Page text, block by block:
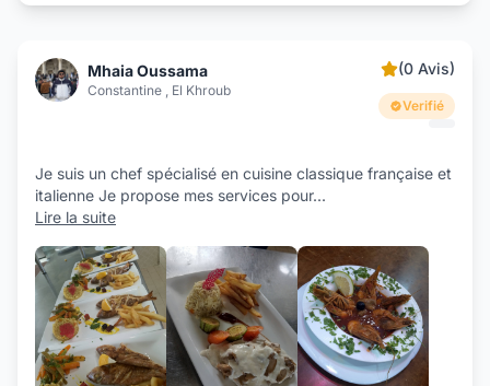
Mhaia Oussama
Constantine , El Khroub
(0 Avis)
Verifié
Je suis un chef spécialisé en cuisine classique française et
italienne Je propose mes services pour...
Lire la suite